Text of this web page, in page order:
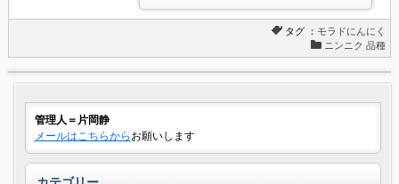
タグ ： モラドにんにく
ニンニク 品種
管理人＝片岡静
メールはこちらから お願いします